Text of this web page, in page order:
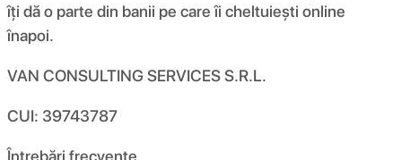
îți dă o parte din banii pe care îi cheltuiești online
înapoi.
VAN CONSULTING SERVICES S.R.L.
CUI: 39743787
Întrebări frecvente